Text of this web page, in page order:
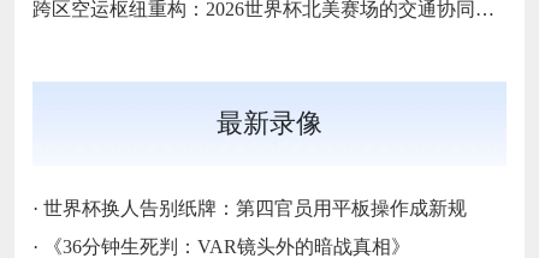
跨区空运枢纽重构：2026世界杯北美赛场的交通协同与效能优化方案
最新录像
· 世界杯换人告别纸牌：第四官员用平板操作成新规
·
《36分钟生死判：VAR镜头外的暗战真相》